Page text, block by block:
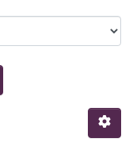
e Saúde